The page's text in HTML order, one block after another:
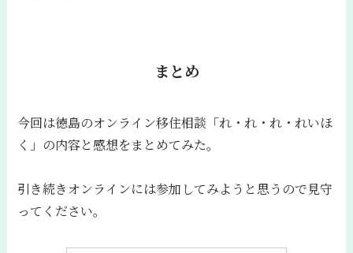
まとめ
今回は徳島のオンライン移住相談「れ・れ・れ・れいほ
く」の内容と感想をまとめてみた。
引き続きオンラインには参加してみようと思うので見守
ってください。